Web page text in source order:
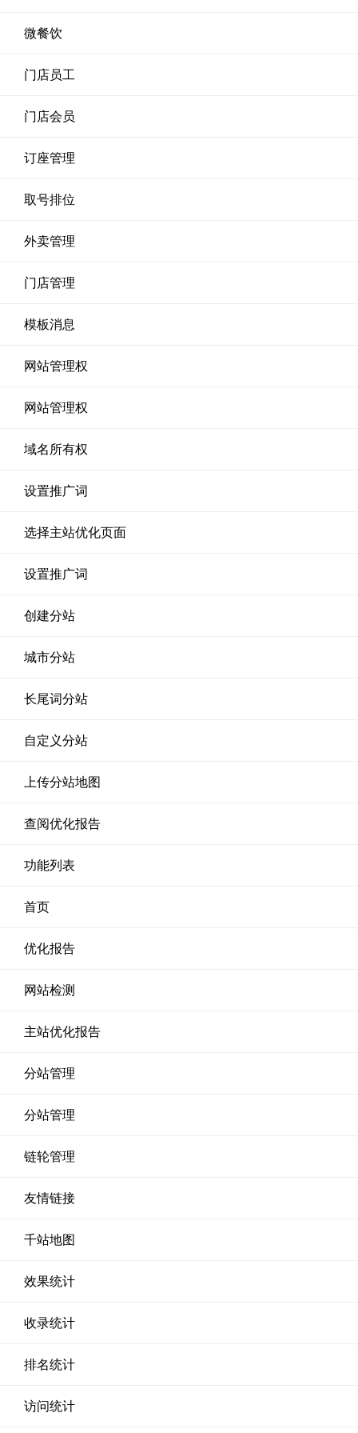
微餐饮
门店员工
门店会员
订座管理
取号排位
外卖管理
门店管理
模板消息
网站管理权
网站管理权
域名所有权
设置推广词
选择主站优化页面
设置推广词
创建分站
城市分站
长尾词分站
自定义分站
上传分站地图
查阅优化报告
功能列表
首页
优化报告
网站检测
主站优化报告
分站管理
分站管理
链轮管理
友情链接
千站地图
效果统计
收录统计
排名统计
访问统计